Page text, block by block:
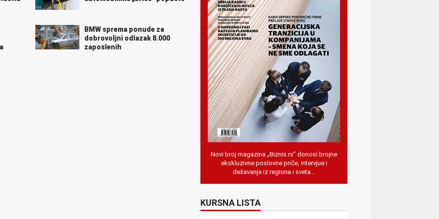
BMW sprema ponude za
dobrovoljni odlazak 8.000
zaposlenih
Novi broj magazina „Biznis.rs” donosi brojne
ekskluzivne poslovne priče, intervjue i
dešavanja iz regiona i sveta…
KURSNA LISTA